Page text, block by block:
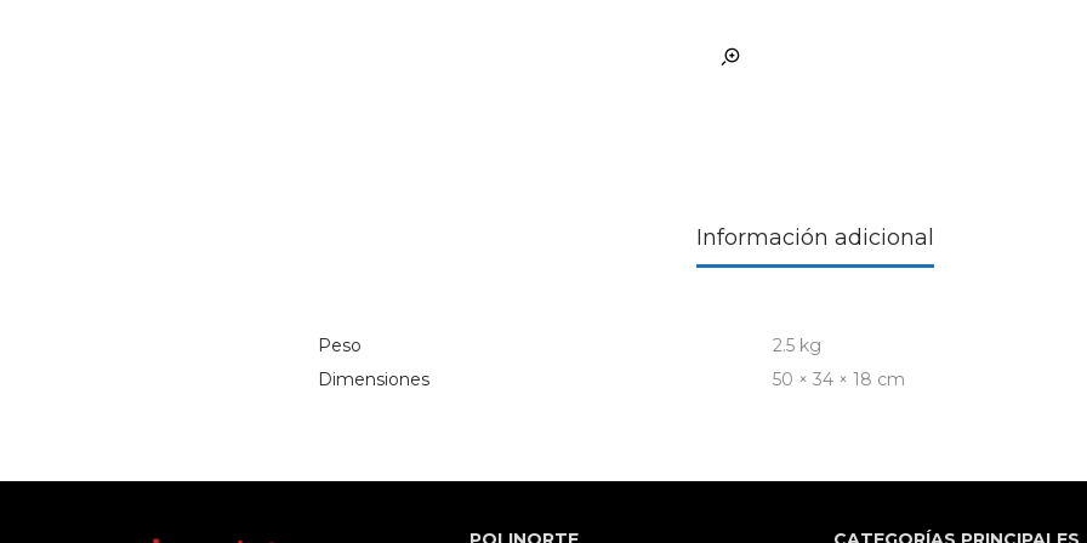
Información adicional
Peso
2.5 kg
Dimensiones
50 × 34 × 18 cm